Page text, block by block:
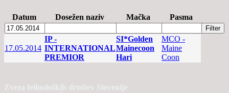
Datum Dosežen naziv Mačka Pasma
17.05.2014
IP -
INTERNATIONAL
PREMIOR
SI*Golden
Mainecoon
Hari
MCO -
Maine
Coon